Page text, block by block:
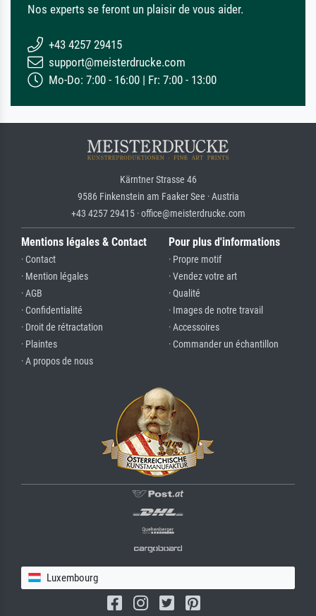
Nos experts se feront un plaisir de vous aider.
+43 4257 29415
support@meisterdrucke.com
Mo-Do: 7:00 - 16:00 | Fr: 7:00 - 13:00
Kärntner Strasse 46
9586 Finkenstein am Faaker See · Austria
+43 4257 29415 · office@meisterdrucke.com
Mentions légales & Contact
· Contact
· Mention légales
· AGB
· Confidentialité
· Droit de rétractation
· Plaintes
· A propos de nous
Pour plus d'informations
· Propre motif
· Vendez votre art
· Qualité
· Images de notre travail
· Accessoires
· Commander un échantillon
Luxembourg